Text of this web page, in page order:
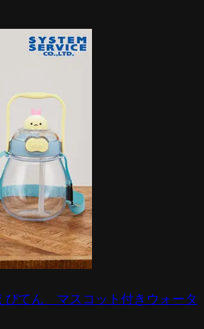
てん マスコット付きウォータ